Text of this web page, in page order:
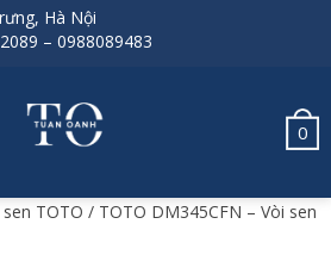
Hà Nội
– 0988089483
0
TOTO / TOTO DM345CFN – Vòi sen